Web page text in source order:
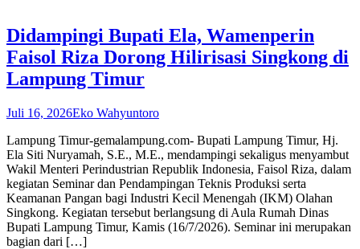
Didampingi Bupati Ela, Wamenperin
Faisol Riza Dorong Hilirisasi Singkong di
Lampung Timur
Juli 16, 2026Eko Wahyuntoro
Lampung Timur-gemalampung.com- Bupati Lampung Timur, Hj.
Ela Siti Nuryamah, S.E., M.E., mendampingi sekaligus menyambut
Wakil Menteri Perindustrian Republik Indonesia, Faisol Riza, dalam
kegiatan Seminar dan Pendampingan Teknis Produksi serta
Keamanan Pangan bagi Industri Kecil Menengah (IKM) Olahan
Singkong. Kegiatan tersebut berlangsung di Aula Rumah Dinas
Bupati Lampung Timur, Kamis (16/7/2026). Seminar ini merupakan
bagian dari […]